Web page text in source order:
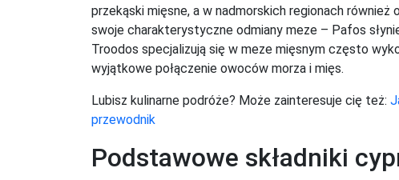
przekąski mięsne, a w nadmorskich regionach
swoje charakterystyczne odmiany meze – Pafos
Troodos specjalizują się w meze mięsnym często
wyjątkowe połączenie owoców morza i mięs.
Lubisz kulinarne podróże? Może zainteresuje cię też:
przewodnik
Podstawowe składniki